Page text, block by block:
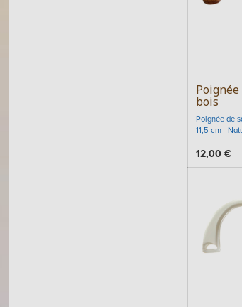
Poignée
bois
Poignée de
11,5 cm -
12,00€